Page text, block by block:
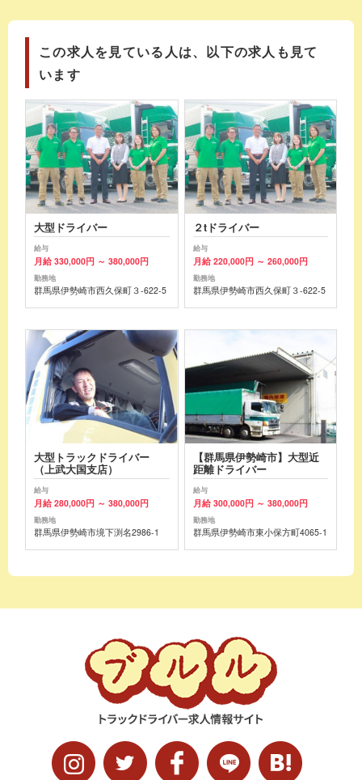
この求人を見ている人は、以下の求人も見て
います
大型ドライバー
給与
月給 330,000円 ～ 380,000円
勤務地
群馬県伊勢崎市西久保町３-622-5
２tドライバー
給与
月給 220,000円 ～ 260,000円
勤務地
群馬県伊勢崎市西久保町３-622-5
大型トラックドライバー
（上武大国支店）
給与
月給 280,000円 ～ 380,000円
勤務地
群馬県伊勢崎市境下渕名2986-1
【群馬県伊勢崎市】大型近
距離ドライバー
給与
月給 300,000円 ～ 380,000円
勤務地
群馬県伊勢崎市東小保方町4065-1